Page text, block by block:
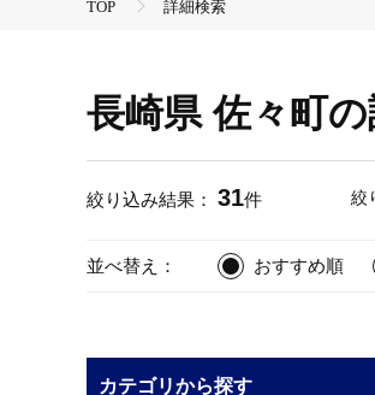
TOP 詳細検索
長崎県 佐々町
絞り込み結果： 31件 絞
並べ替え： おすすめ順
カテゴリから探す